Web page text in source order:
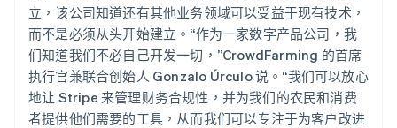
立，该公司知道还有其他业务领域可以受益于现有技术，
而不是必须从头开始建立。“作为一家数字产品公司，我
们知道我们不必自己开发一切，”CrowdFarming 的首席
执行官兼联合创始人 Gonzalo Úrculo 说。“我们可以放心
地让 Stripe 来管理财务合规性，并为我们的农民和消费
者提供他们需要的工具，从而我们可以专注于为客户改进